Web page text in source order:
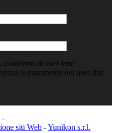
confermo di aver letto
il trattamento dei miei dati
-
siti Web -Yunikon s.r.l.